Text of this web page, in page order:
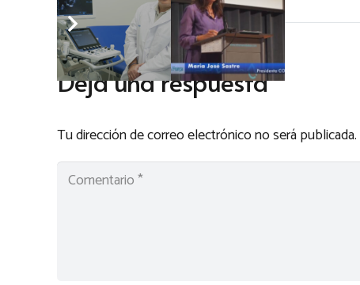
Deja una respuesta
Tu dirección de correo electrónico no será publicada.